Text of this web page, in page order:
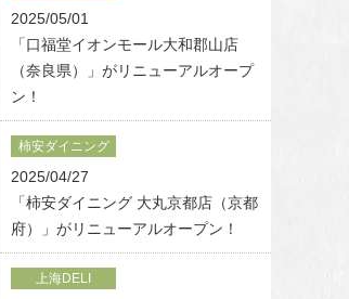
2025/05/01
「口福堂イオンモール大和郡山店
（奈良県）」がリニューアルオープ
ン！
柿安ダイニング
2025/04/27
「柿安ダイニング 大丸京都店（京都
府）」がリニューアルオープン！
上海DELI